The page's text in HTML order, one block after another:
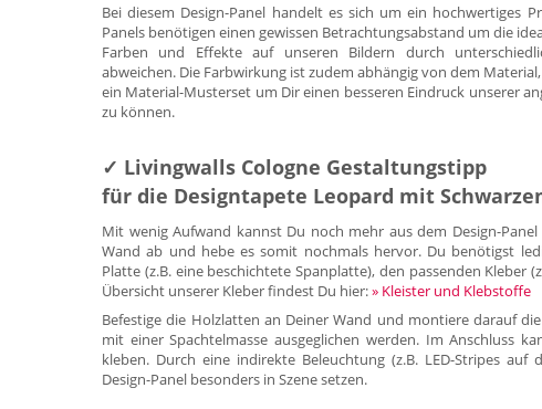
Bei diesem Design-Panel handelt es sich um ein hochwertiges
Panels benötigen einen gewissen Betrachtungsabstand um die
Farben und Effekte auf unseren Bildern durch
abweichen. Die Farbwirkung ist zudem abhängig von dem
ein Material-Musterset um Dir einen besseren Eindruck unserer
zu können.
✓ Livingwalls Cologne Gestaltungstipp
für die Designtapete Leopard mit
Mit wenig Aufwand kannst Du noch mehr aus dem Design-
Wand ab und hebe es somit nochmals hervor. Du benötigst
Platte (z.B. eine beschichtete Spanplatte), den passenden Kleber
Übersicht unserer Kleber findest Du hier:» Kleister und Klebstoffe
Befestige die Holzlatten an Deiner Wand und montiere darauf
mit einer Spachtelmasse ausgeglichen werden. Im Anschluss
kleben. Durch eine indirekte Beleuchtung (z.B. LED-Stripes
Design-Panel besonders in Szene setzen.